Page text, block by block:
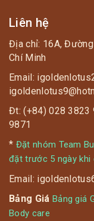
Liên hệ
Địa chỉ: 16A,
Chí Minh
Email:
Đt: (+84) 028 3823
9871
* Đặt nhóm Team
đặt trước 5 ngày khi
Email:
Bảng Giá Bảng giá
Body care